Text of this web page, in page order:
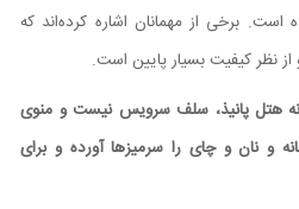
است. برخی از مهمانان اشاره کرده‌اند که
نظر کیفیت بسیار پایین است.
هتل پانیذ، سلف سرویس نیست و منوی
و نان و چای را سرمیزها آورده و برای